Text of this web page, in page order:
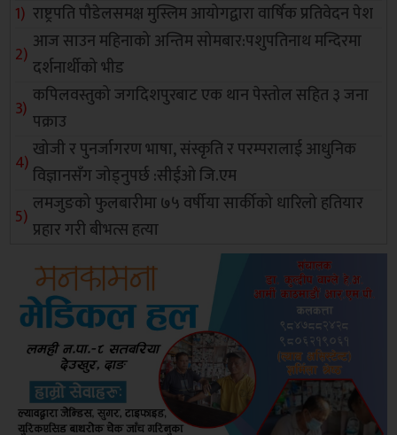
राष्ट्रपति पौडेलसमक्ष मुस्लिम आयोगद्वारा वार्षिक प्रतिवेदन पेश
आज साउन महिनाको अन्तिम सोमबार:पशुपतिनाथ मन्दिरमा
दर्शनार्थीको भीड
कपिलवस्तुको जगदिशपुरबाट एक थान पेस्तोल सहित ३ जना
पक्राउ
खोजी र पुनर्जागरण भाषा, संस्कृति र परम्परालाई आधुनिक
विज्ञानसँग जोड्नुपर्छ :सीईओ जि.एम
लमजुङको फुलबारीमा ७५ वर्षीया सार्कीको धारिलो हतियार
प्रहार गरी बीभत्स हत्या